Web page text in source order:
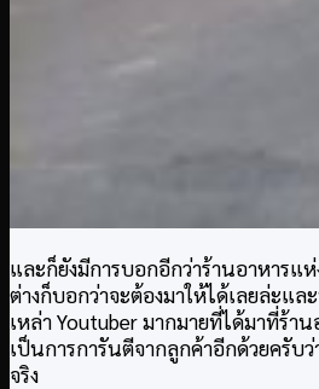
และก็ยังมีการบอกอีกว่าร้านอาหารแ
ต่างก็บอกว่าจะต้องมาให้ได้เลยล่ะแ
เหล่า Youtuber มากมายที่ได้มาที่ร้า
เป็นการการันตีจากลูกค้าอีกด้วยครับ
จริง